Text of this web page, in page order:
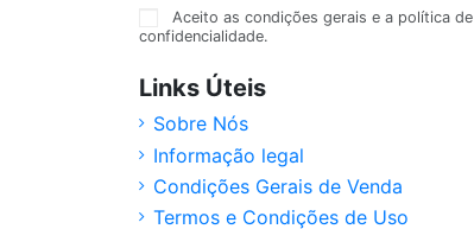
Aceito as condições gerais e a política de
confidencialidade.
Links Úteis
Sobre Nós
Informação legal
Condições Gerais de Venda
Termos e Condições de Uso